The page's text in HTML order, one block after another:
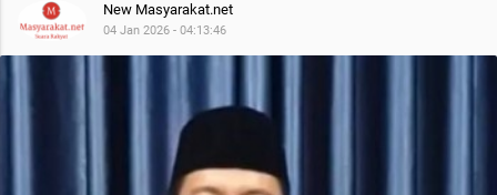
New Masyarakat.net
04 Jan 2026 - 04:13:46